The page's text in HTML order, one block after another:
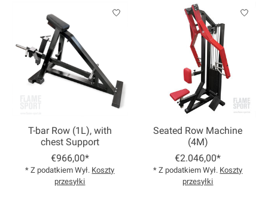
T-bar Row (1L), with
chest Support
€966,00*
* Z podatkiem Wył. Koszty
przesyłki
Seated Row Machine
(4M)
€2.046,00*
* Z podatkiem Wył. Koszty
przesyłki